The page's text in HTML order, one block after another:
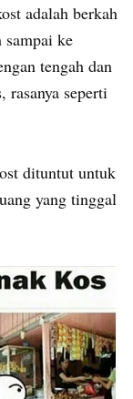
adalah berkah
ke
tengah dan
rasanya seperti
dituntut untuk
yang tinggal